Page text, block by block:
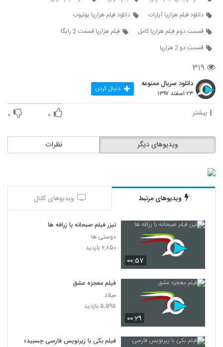
دانلود فیلم هزارپا آپارات
دانلود فیلم هزارپا یوتیوب
قسمت دوم فیلم هزارپا کامل
فیلم هزارپا قسمت 2 رایگا
قسمت دو 2 هزارپا
۳۱۹
دانلود سریال ممنوعه
۲۳ اسفند ۱۳۹۷ دنبال کردن
بیشتر ۰ ۰
نظرات ویدیوهای دیگر
ویدیوهای مرتبط ویدیوهای کانال
۰۰:۵۷
تیزر فیلم صبحانه با زرافه ها
دوستی ها
۲,۸۵۰ بازدید
۰۰:۲۹
فیلم معجزه عشق
میلاد
۵,۵۹۵ بازدید
فیلم بکی با زیرنویس فارسی چسبیده